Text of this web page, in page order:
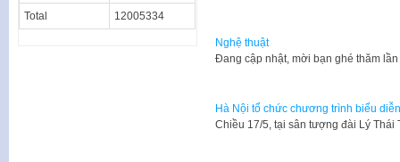
Nghệ thuật
​Đang cập nhật, mời bạn ghé thăm lần
Hà Nội tổ chức chương trình biểu
​Chiều 17/5, tại sân tượng đài Lý
Total 12005334